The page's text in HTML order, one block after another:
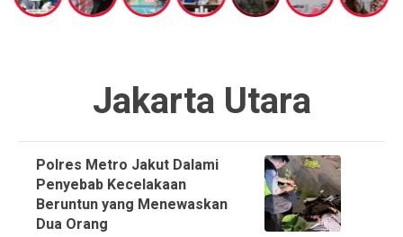
Jakarta Utara
Polres Metro Jakut Dalami
Penyebab Kecelakaan
Beruntun yang Menewaskan
Dua Orang